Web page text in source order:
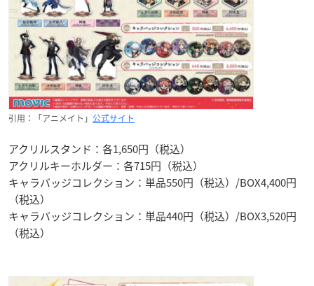
引用：「アニメイト」 公式サイト
アクリルスタンド：各1,650円（税込）
アクリルキーホルダー：各715円（税込）
キャラバッジコレクション：単品550円（税込）/BOX4,400円
（税込）
キャラバッジコレクション：単品440円（税込）/BOX3,520円
（税込）